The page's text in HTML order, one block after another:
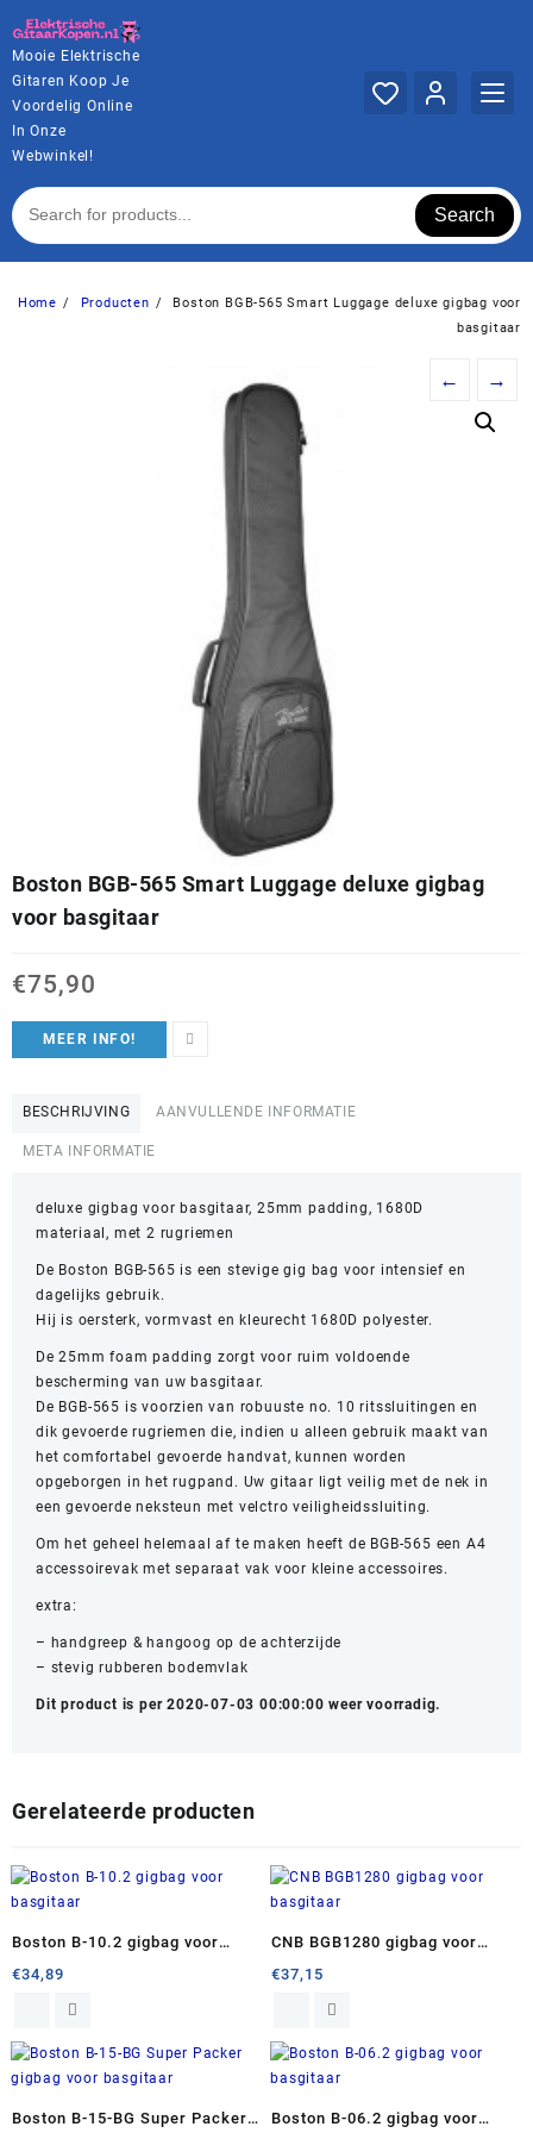
naar
de
inhoud
Mooie Elektrische
Gitaren Koop Je
Voordelig Online
In Onze
Webwinkel!
Search
Home Producten
Boston BGB-565 Smart Luggage deluxe gigbag voor
basgitaar
← →
Boston BGB-565 Smart Luggage deluxe gigbag
voor basgitaar
€75,90
MEER INFO!
BESCHRIJVING AANVULLENDE INFORMATIE
META INFORMATIE
deluxe gigbag voor basgitaar, 25mm padding, 1680D
materiaal, met 2 rugriemen
De Boston BGB-565 is een stevige gig bag voor intensief en
dagelijks gebruik.
Hij is oersterk, vormvast en kleurecht 1680D polyester.
De 25mm foam padding zorgt voor ruim voldoende
bescherming van uw basgitaar.
De BGB-565 is voorzien van robuuste no. 10 ritssluitingen en
dik gevoerde rugriemen die, indien u alleen gebruik maakt van
het comfortabel gevoerde handvat, kunnen worden
opgeborgen in het rugpand. Uw gitaar ligt veilig met de nek in
een gevoerde neksteun met velctro veiligheidssluiting.
Om het geheel helemaal af te maken heeft de BGB-565 een A4
accessoirevak met separaat vak voor kleine accessoires.
extra:
– handgreep & hangoog op de achterzijde
– stevig rubberen bodemvlak
Dit product is per 2020-07-03 00:00:00 weer voorradig.
Gerelateerde producten
Boston B-10.2 gigbag voor
basgitaar
€34,89
CNB BGB1280 gigbag voor
basgitaar
€37,15
Boston B-15-BG Super Packer Boston B-06.2 gigbag voor